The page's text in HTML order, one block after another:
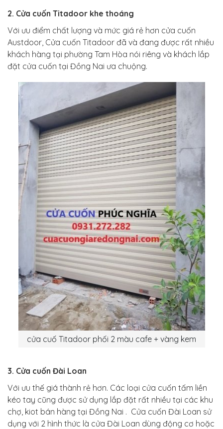
2. Cửa cuốn Titadoor khe thoáng
Với ưu điểm chất lượng và mức giá rẻ hơn cửa cuốn
Austdoor, Cửa cuốn Titadoor đã và đang được rất nhiều
khách hàng tại phường Tam Hòa nói riêng và khách lắp
đặt cửa cuốn tại Đồng Nai ưa chuộng.
cửa cuố Titadoor phối 2 màu cafe + vàng kem
3. Cửa cuốn Đài Loan
Với ưu thế giá thành rẻ hơn. Các loại cửa cuốn tấm liền
kéo tay cũng được sử dụng lắp đặt rất nhiều tại các khu
chợ, kiot bán hàng tại Đồng Nai . Cửa cuốn Đài Loan sử
dụng với 2 hình thức là cửa Đài Loan dùng động cơ hoặc